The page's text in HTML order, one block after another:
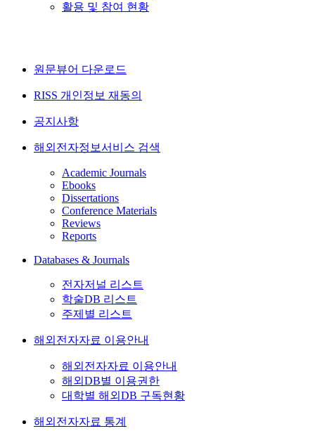
활용 및 참여 현황
원문뷰어 다운로드
RISS 개인정보 재동의
공지사항
해외전자정보서비스 검색
Academic Journals
Ebooks
Dissertations
Conference Materials
Reviews
Reports
Databases & Journals
전자저널 리스트
학술DB 리스트
주제별 리스트
해외전자자료 이용안내
해외전자자료 이용안내
해외DB별 이용권한
대학별 해외DB 구독현황
해외전자자료 통계